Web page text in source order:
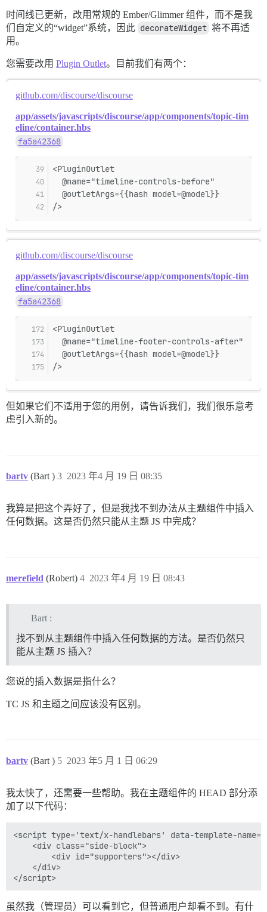
时间线已更新，改用常规的 Ember/Glimmer 组件，而不是我
们自定义的“widget”系统，因此 decorateWidget 将不再适
用。
您需要改用 Plugin Outlet。目前我们有两个：
github.com/discourse/discourse
app/assets/javascripts/discourse/app/components/topic-tim
eline/container.hbs
fa5a42368
<PluginOutlet
  @name="timeline-controls-before"
  @outletArgs={{hash model=@model}}
/>
github.com/discourse/discourse
app/assets/javascripts/discourse/app/components/topic-tim
eline/container.hbs
fa5a42368
<PluginOutlet
  @name="timeline-footer-controls-after"
  @outletArgs={{hash model=@model}}
/>
但如果它们不适用于您的用例，请告诉我们，我们很乐意考
虑引入新的。
bartv (Bart ) 2023 年4 月 19 日 08:35
3
我算是把这个弄好了，但是我找不到办法从主题组件中插入
任何数据。这是否仍然只能从主题 JS 中完成？
merefield (Robert) 2023 年4 月 19 日 08:43
4
Bart :
找不到从主题组件中插入任何数据的方法。是否仍然只
能从主题 JS 插入？
您说的插入数据是指什么？
TC JS 和主题之间应该没有区别。
bartv (Bart ) 2023 年5 月 1 日 06:29
5
我太快了，还需要一些帮助。我在主题组件的 HEAD 部分添
加了以下代码：
<script type='text/x-handlebars' data-template-
    <div class="side-block">
        <div id="supporters"></div>
    </div>
虽然我（管理员）可以看到它，但普通用户却看不到。有什